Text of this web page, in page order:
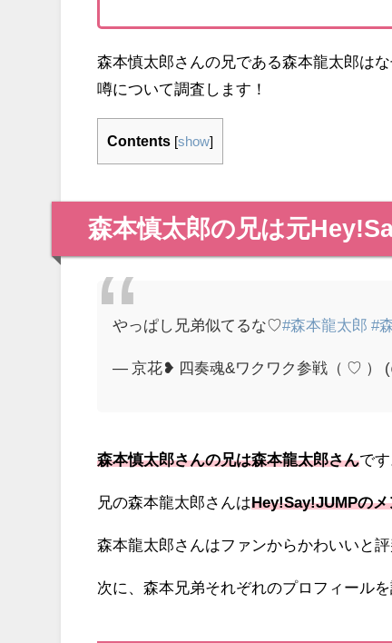
森本慎太郎さんの兄である森本龍太郎は
噂について調査します！
Contents [show]
森本慎太郎の兄は元
やっぱし兄弟似てるな♡#森本龍太郎 #
— 京花❥ 四奏魂&ワクワク参戦（ ♡ ）
森本慎太郎さんの兄は森本龍太郎さんで
兄の森本龍太郎さんはHey!Say!JUMPのメ
森本龍太郎さんはファンからかわいいと
次に、森本兄弟それぞれのプロフィールを